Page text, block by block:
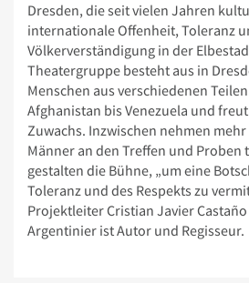
Dresden, die seit vielen Jahren
internationale Offenheit, Toleranz
Völkerverständigung in der
Theatergruppe besteht aus in
Menschen aus verschiedenen
Afghanistan bis Venezuela und
Zuwachs. Inzwischen nehmen
Männer an den Treffen und Proben
gestalten die Bühne, „um eine
Toleranz und des Respekts zu
Projektleiter Cristian Javier
Argentinier ist Autor und Regisseur.